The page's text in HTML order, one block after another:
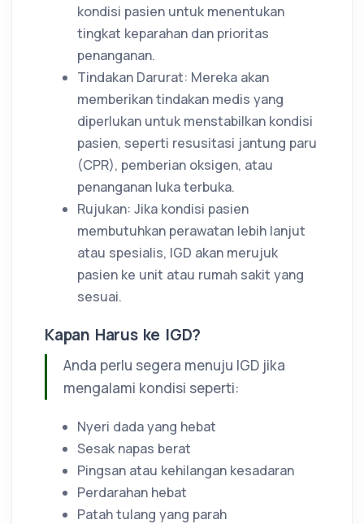
kondisi pasien untuk menentukan
tingkat keparahan dan prioritas
penanganan.
Tindakan Darurat: Mereka akan
memberikan tindakan medis yang
diperlukan untuk menstabilkan kondisi
pasien, seperti resusitasi jantung paru
(CPR), pemberian oksigen, atau
penanganan luka terbuka.
Rujukan: Jika kondisi pasien
membutuhkan perawatan lebih lanjut
atau spesialis, IGD akan merujuk
pasien ke unit atau rumah sakit yang
sesuai.
Kapan Harus ke IGD?
Anda perlu segera menuju IGD jika
mengalami kondisi seperti:
Nyeri dada yang hebat
Sesak napas berat
Pingsan atau kehilangan kesadaran
Perdarahan hebat
Patah tulang yang parah